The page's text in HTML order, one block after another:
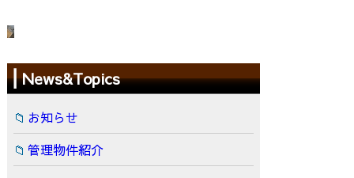
News&Topics
お知らせ
管理物件紹介